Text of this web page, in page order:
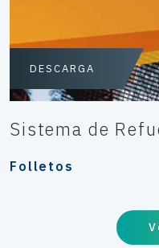
DESCARGA
Sistema de
Folletos